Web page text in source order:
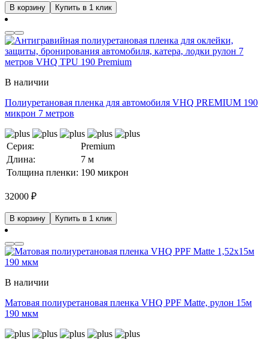
В корзину Купить в 1 клик
В наличии
Полиуретановая пленка для автомобиля VHQ PREMIUM 190
микрон 7 метров
Серия:
Premium
Длина:
7 м
Толщина пленки: 190 микрон
32000 ₽
В корзину Купить в 1 клик
В наличии
Матовая полиуретановая пленка VHQ PPF Matte, рулон 15м
190 мкм